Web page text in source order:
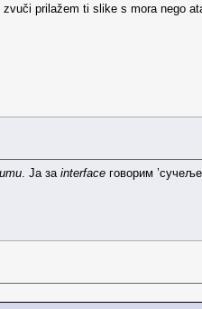
prilažem ti slike s mora nego
. Ја за interface говорим